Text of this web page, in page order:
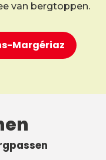
van bergtoppen.
Margériaz